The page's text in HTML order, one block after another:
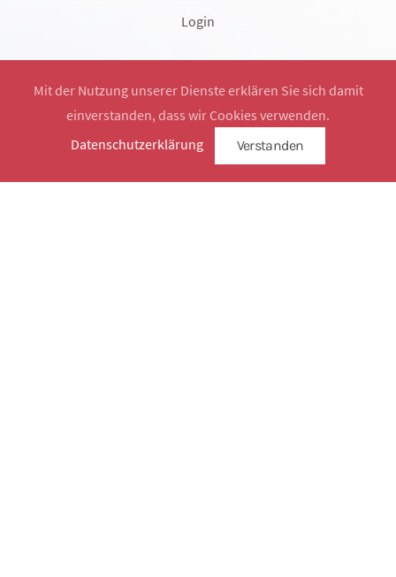
Login
Mit der Nutzung unserer Dienste erklären Sie sich damit
einverstanden, dass wir Cookies verwenden.
Datenschutzerklärung
Verstanden